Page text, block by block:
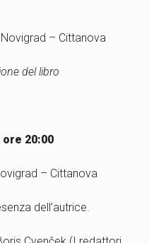
Novigrad – Cittanova
del libro
20:00
– Cittanova
dell’autrice.